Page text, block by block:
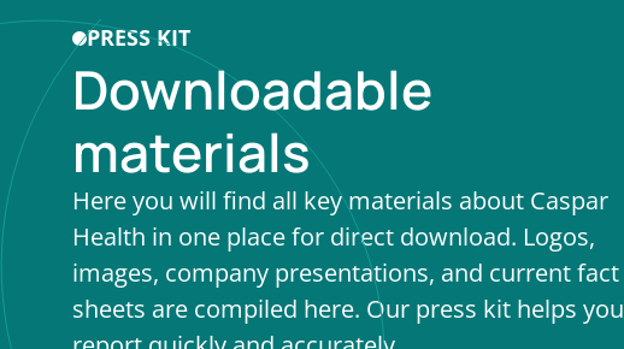
PRESS KIT
Downloadable
materials
Here you will find all key materials about Caspar
Health in one place for direct download. Logos,
images, company presentations, and current fact
sheets are compiled here. Our press kit helps you